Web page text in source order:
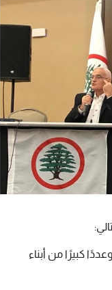
كبيرًا من أبناء